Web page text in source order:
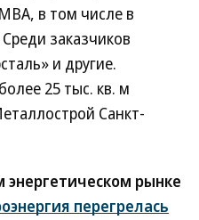
в том числе в
заказчиков
и другие.
25 тыс. кв. м
Санкт-
энергетическом рынке
перегрелась